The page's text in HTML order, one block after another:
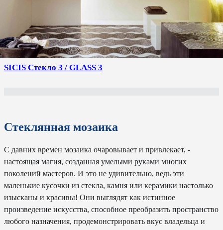
SICIS Стекло 3 / GLASS 3
Стеклянная мозаика
С давних времен мозаика очаровывает и привлекает, -
настоящая магия, созданная умелыми руками многих
поколений мастеров. И это не удивительно, ведь эти
маленькие кусочки из стекла, камня или керамики настолько
изысканы и красивы! Они выглядят как истинное
произведение искусства, способное преобразить пространство
любого назначения, продемонстрировать вкус владельца и